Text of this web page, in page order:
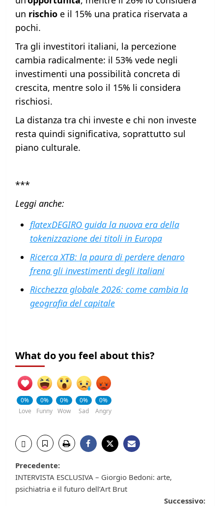
un rischioe il 15% una pratica riservata a
pochi.
Tra gli investitori italiani, la percezione
cambia radicalmente: il 53% vede negli
investimenti una possibilità concreta di
crescita, mentre solo il 15% li considera
rischiosi.
La distanza tra chi investe e chi non investe
resta quindi significativa, soprattutto sul
piano culturale.
***
Leggi anche:
flatexDEGIRO guida la nuova era della
tokenizzazione dei titoli in Europa
Ricerca XTB: la paura di perdere denaro
frena gli investimenti degli italiani
Ricchezza globale 2026: come cambia la
geografia del capitale
What do you feel about this?
0%
Love
0%
Funny
0%
Wow
0%
Sad
0%
Angry
Navigazione
articolo
Precedente:
INTERVISTA ESCLUSIVA – Giorgio Bedoni: arte,
psichiatria e il futuro dell’Art Brut
Successivo: